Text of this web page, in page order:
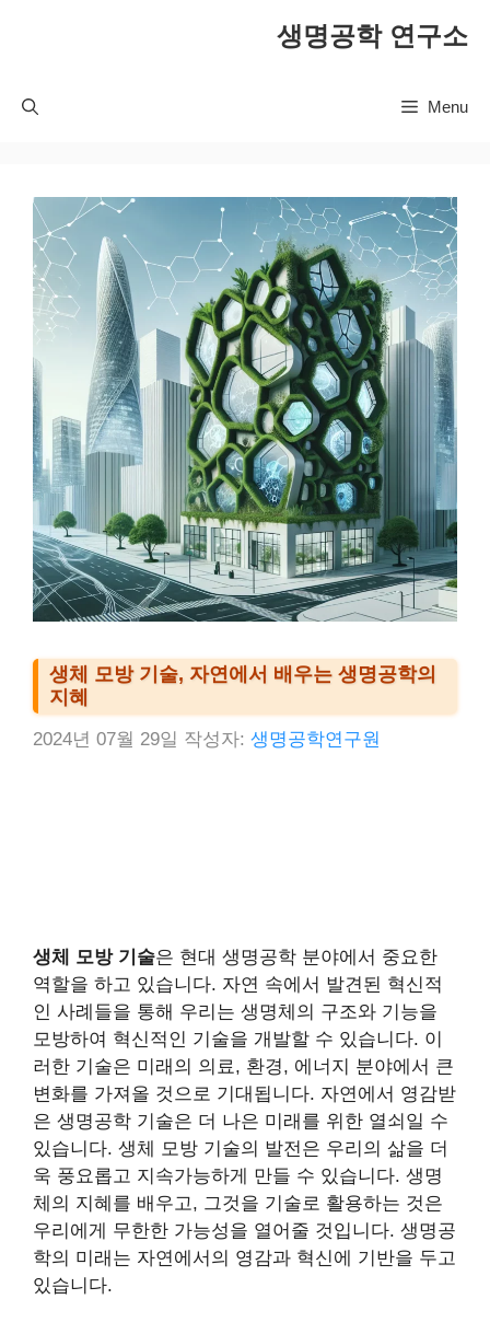
생명공학 연구소
Menu
생체 모방 기술, 자연에서 배우는 생명공학의
지혜
2024년 07월 29일 작성자: 생명공학연구원
생체 모방 기술은 현대 생명공학 분야에서 중요한
역할을 하고 있습니다. 자연 속에서 발견된 혁신적
인 사례들을 통해 우리는 생명체의 구조와 기능을
모방하여 혁신적인 기술을 개발할 수 있습니다. 이
러한 기술은 미래의 의료, 환경, 에너지 분야에서 큰
변화를 가져올 것으로 기대됩니다. 자연에서 영감받
은 생명공학 기술은 더 나은 미래를 위한 열쇠일 수
있습니다. 생체 모방 기술의 발전은 우리의 삶을 더
욱 풍요롭고 지속가능하게 만들 수 있습니다. 생명
체의 지혜를 배우고, 그것을 기술로 활용하는 것은
우리에게 무한한 가능성을 열어줄 것입니다. 생명공
학의 미래는 자연에서의 영감과 혁신에 기반을 두고
있습니다.